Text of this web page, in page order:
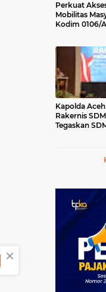
Perkuat
Mobilitas
Kodim 0106/
Rusip
Tengah
Kapolda
Rakernis
Tegaskan
×